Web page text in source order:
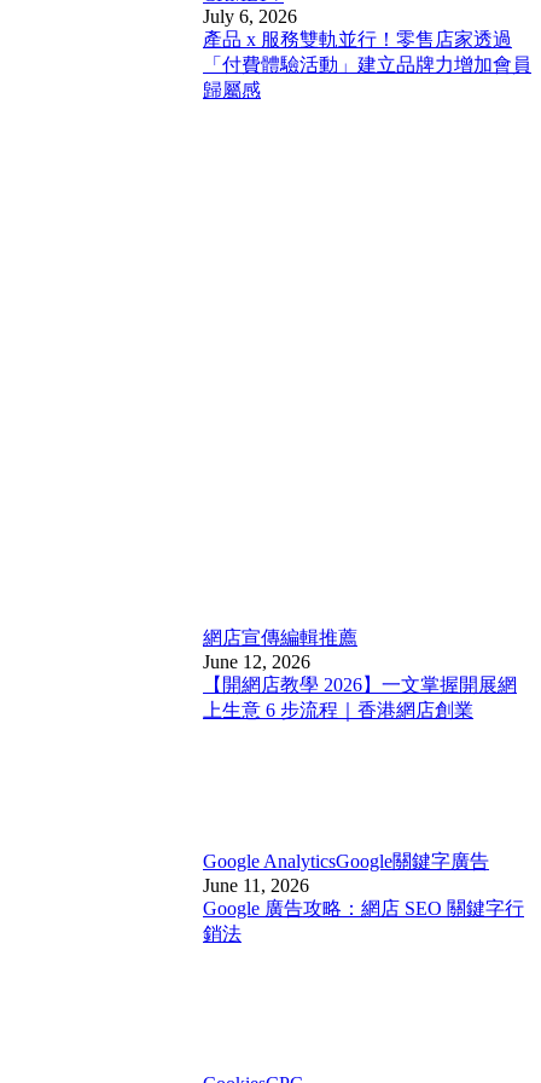
July 6, 2026
產品 x 服務雙軌並行！零售店家透過
「付費體驗活動」建立品牌力增加會員
歸屬感
網店宣傳編輯推薦
June 12, 2026
【開網店教學 2026】一文掌握開展網
上生意 6 步流程｜香港網店創業
Google AnalyticsGoogle關鍵字廣告
June 11, 2026
Google 廣告攻略：網店 SEO 關鍵字行
銷法